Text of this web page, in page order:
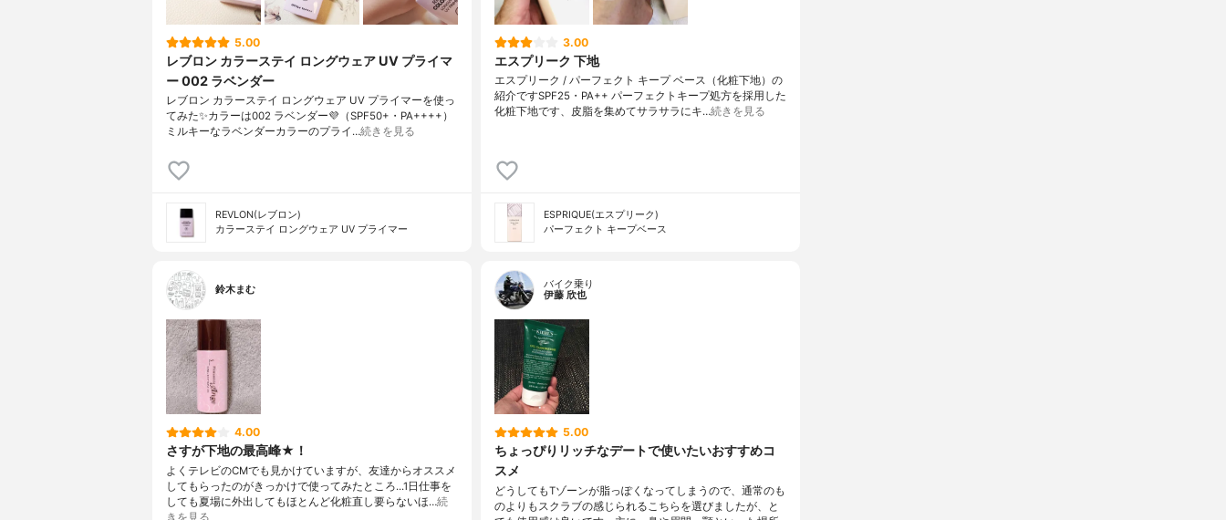
5.00
レブロン カラーステイ ロングウェア UV プライマ
ー 002 ラベンダー
レブロン カラーステイ ロングウェア UV プライマーを使っ
てみた✨カラーは002 ラベンダー💜（SPF50+・PA++++）
ミルキーなラベンダーカラーのプライ…続きを見る
REVLON(レブロン)
カラーステイ ロングウェア UV プライマー
3.00
エスプリーク 下地
エスプリーク / パーフェクト キープ ベース（化粧下地）の
紹介ですSPF25・PA++ パーフェクトキープ処方を採用した
化粧下地です、皮脂を集めてサラサラにキ…続きを見る
ESPRIQUE(エスプリーク)
パーフェクト キープベース
鈴木まむ
4.00
さすが下地の最高峰★！
よくテレビのCMでも見かけていますが、友達からオススメ
してもらったのがきっかけで使ってみたところ...1日仕事を
しても夏場に外出してもほとんど化粧直し要らないほ…続
きを見る
バイク乗り
伊藤 欣也
5.00
ちょっぴりリッチなデートで使いたいおすすめコ
スメ
どうしてもTゾーンが脂っぽくなってしまうので、通常のも
のよりもスクラブの感じられるこちらを選びましたが、と